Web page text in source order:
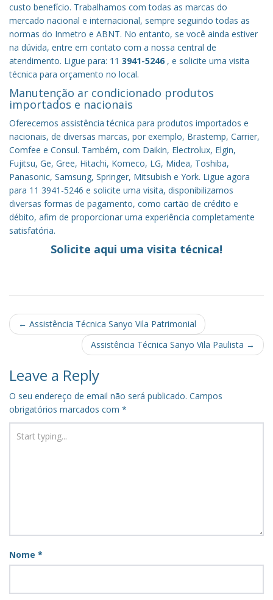
custo benefício. Trabalhamos com todas as marcas do
mercado nacional e internacional, sempre seguindo todas as
normas do Inmetro e ABNT. No entanto, se você ainda estiver
na dúvida, entre em contato com a nossa central de
atendimento. Ligue para: 11 3941-5246 , e solicite uma visita
técnica para orçamento no local.
Manutenção ar condicionado produtos
importados e nacionais
Oferecemos assistência técnica para produtos importados e
nacionais, de diversas marcas, por exemplo, Brastemp, Carrier,
Comfee e Consul. Também, com Daikin, Electrolux, Elgin,
Fujitsu, Ge, Gree, Hitachi, Komeco, LG, Midea, Toshiba,
Panasonic, Samsung, Springer, Mitsubish e York. Ligue agora
para 11 3941-5246 e solicite uma visita, disponibilizamos
diversas formas de pagamento, como cartão de crédito e
débito, afim de proporcionar uma experiência completamente
satisfatória.
Solicite aqui uma visita técnica!
Post
navigation
← Assistência Técnica Sanyo Vila Patrimonial
Assistência Técnica Sanyo Vila Paulista →
Leave a Reply
O seu endereço de email não será publicado. Campos
obrigatórios marcados com *
Nome *